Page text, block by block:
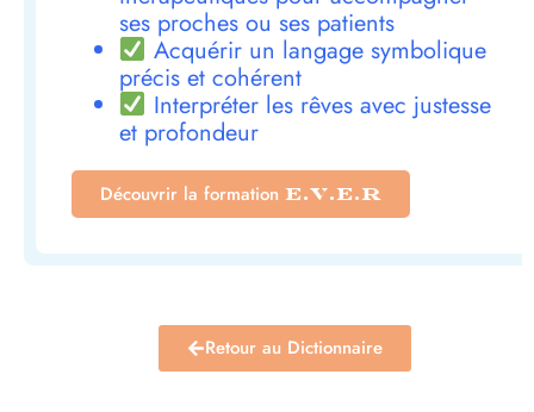
ses proches ou ses patients
Acquérir un langage symbolique
précis et cohérent
Interpréter les rêves avec justesse
et profondeur
Découvrir la formation E.V.E.R
Retour au Dictionnaire